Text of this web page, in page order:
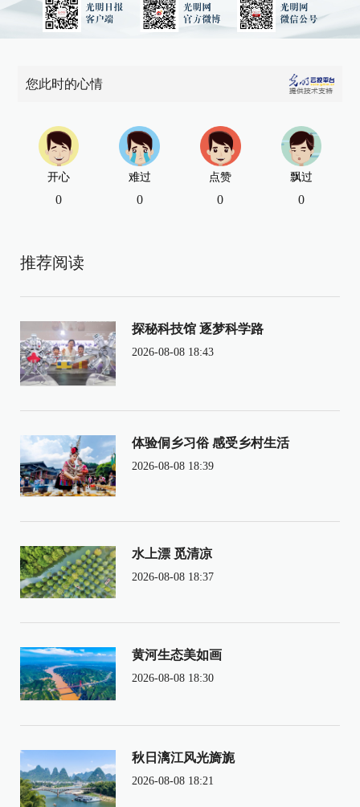
您此时的心情
开心
0
难过
0
点赞
0
飘过
0
推荐阅读
探秘科技馆 逐梦科学路
2026-08-08 18:43
体验侗乡习俗 感受乡村生活
2026-08-08 18:39
水上漂 觅清凉
2026-08-08 18:37
黄河生态美如画
2026-08-08 18:30
秋日漓江风光旖旎
2026-08-08 18:21